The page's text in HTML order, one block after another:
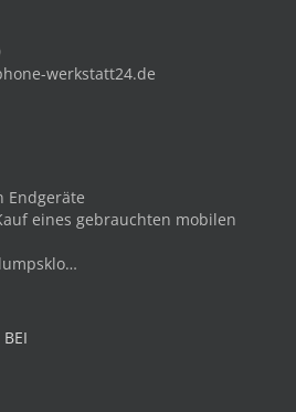
werkstatt24.de
Endgeräte
eines gebrauchten mobilen